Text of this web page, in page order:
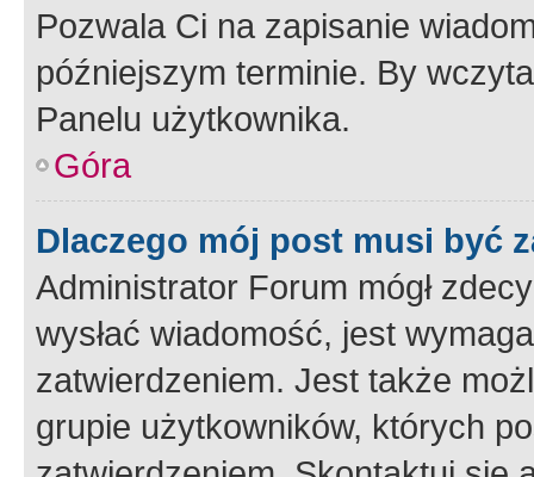
Pozwala Ci na zapisanie
późniejszym terminie. By
Panelu użytkownika.
Góra
Dlaczego mój post musi być
Administrator Forum mógł
wysłać wiadomość, jest
zatwierdzeniem. Jest także
grupie użytkowników, których